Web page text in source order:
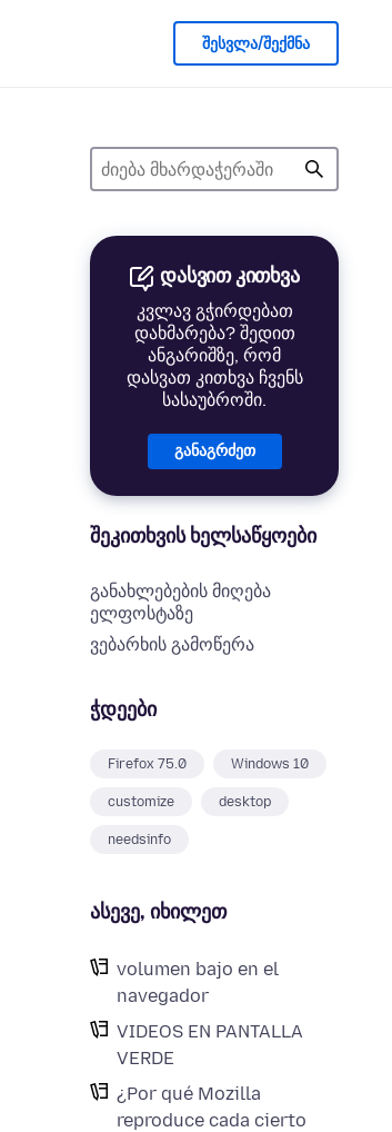
შესვლა/შექმნა
დასვით კითხვა
კვლავ გჭირდებათ
დახმარება? შედით
ანგარიშზე, რომ
დასვათ კითხვა ჩვენს
სასაუბროში.
განაგრძეთ
შეკითხვის ხელსაწყოები
განახლებების მიღება
ელფოსტაზე
ვებარხის გამოწერა
ჭდეები
Firefox 75.0 Windows 10
customize desktop
needsinfo
ასევე, იხილეთ
volumen bajo en el
navegador
VIDEOS EN PANTALLA
VERDE
¿Por qué Mozilla
reproduce cada cierto